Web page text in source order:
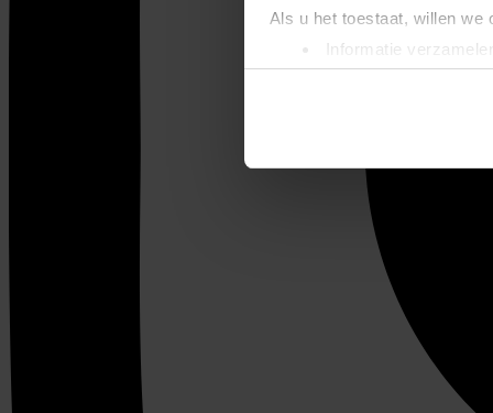
Als u het toestaat, willen we
Informatie
Uw apparaat
Lees meer over hoe uw
We gebruiken cookies om
websiteverkeer te
media, adverteren en
verstrekt of die ze hebben